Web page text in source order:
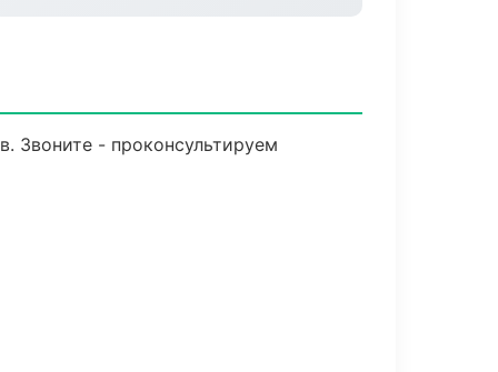
Звоните - проконсультируем